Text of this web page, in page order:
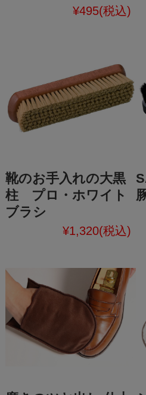
¥495(税込)
靴のお手入れの大黒
柱 プロ・ホワイト
ブラシ
¥1,320(税込)